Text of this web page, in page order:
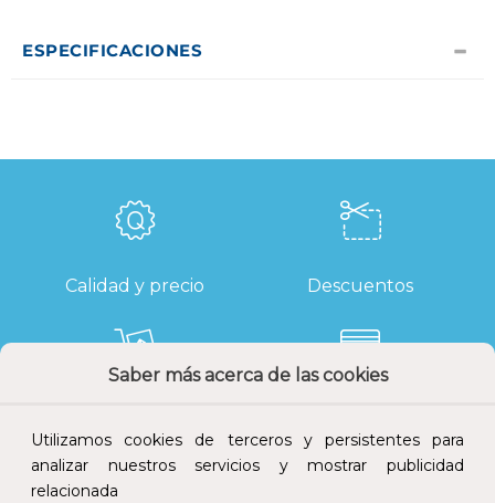
Saber más acerca de las cookies
Utilizamos cookies de terceros y persistentes para
analizar nuestros servicios y mostrar publicidad
relacionada
ESPECIFICACIONES
Calidad y precio Descuentos